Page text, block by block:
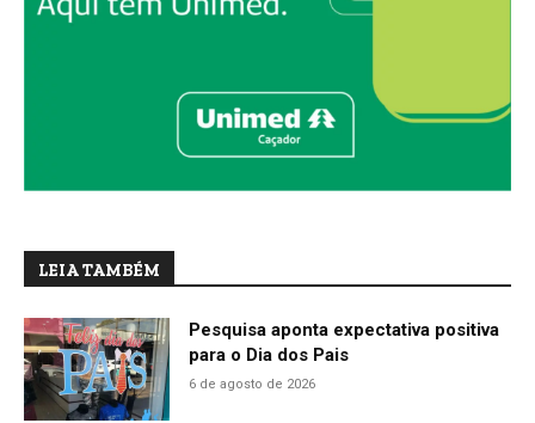
LEIA TAMBÉM
Pesquisa aponta expectativa positiva
para o Dia dos Pais
6 de agosto de 2026